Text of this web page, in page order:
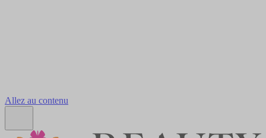
Allez au contenu